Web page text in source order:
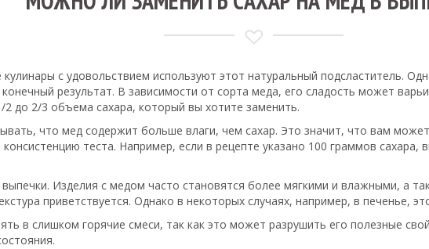
с удовольствием используют этот натуральный подсластитель.
результат. В зависимости от сорта меда, его сладость может
до 2/3 объема сахара, который вы хотите заменить.
что мед содержит больше влаги, чем сахар. Это значит, что вам
теста. Например, если в рецепте указано 100 граммов
Изделия с медом часто становятся более мягкими и влажными, а
приветствуется. Однако в некоторых случаях, например, в печенье,
в слишком горячие смеси, так как это может разрушить его полезные